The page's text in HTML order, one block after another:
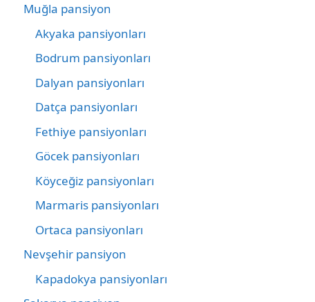
Muğla pansiyon
Akyaka pansiyonları
Bodrum pansiyonları
Dalyan pansiyonları
Datça pansiyonları
Fethiye pansiyonları
Göcek pansiyonları
Köyceğiz pansiyonları
Marmaris pansiyonları
Ortaca pansiyonları
Nevşehir pansiyon
Kapadokya pansiyonları